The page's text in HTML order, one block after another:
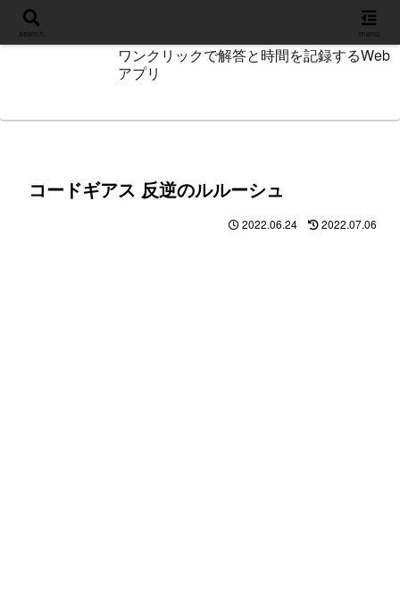
ワンクリックで解答と時間を記録するWeb
アプリ
コードギアス 反逆のルルーシュ
2022.06.24 2022.07.06
search menu